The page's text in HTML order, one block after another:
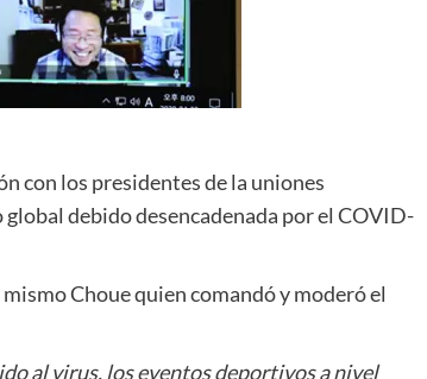
con los presidentes de la uniones
debido desencadenada por el COVID-
Choue quien comandó y moderó el
al virus, los eventos deportivos a nivel